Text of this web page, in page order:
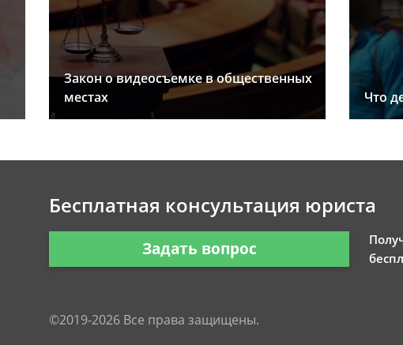
Закон о видеосъемке в общественных
местах
Что
Бесплатная консультация юриста
Задать вопрос
©2019-2026 Все права защищены.